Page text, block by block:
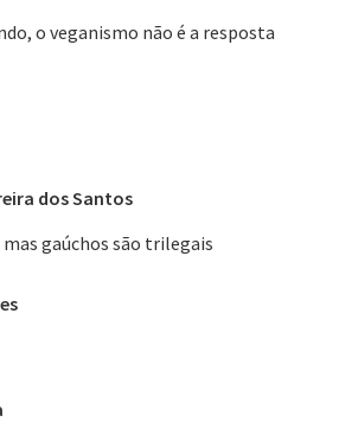
o veganismo não é a resposta
dos Santos
mas gaúchos são trilegais